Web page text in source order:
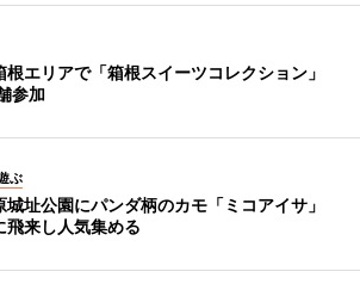
根エリアで「箱根スイーツコレクション」
参加
ぶ
城址公園にパンダ柄のカモ「ミコアイサ」
飛来し人気集める